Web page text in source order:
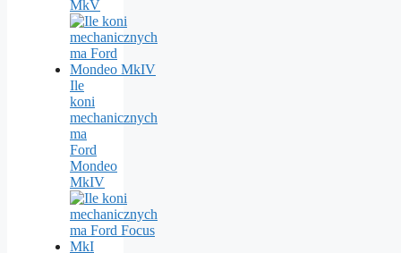
MkV
Ile
koni
mechanicznych
ma
Ford
Mondeo
MkIV